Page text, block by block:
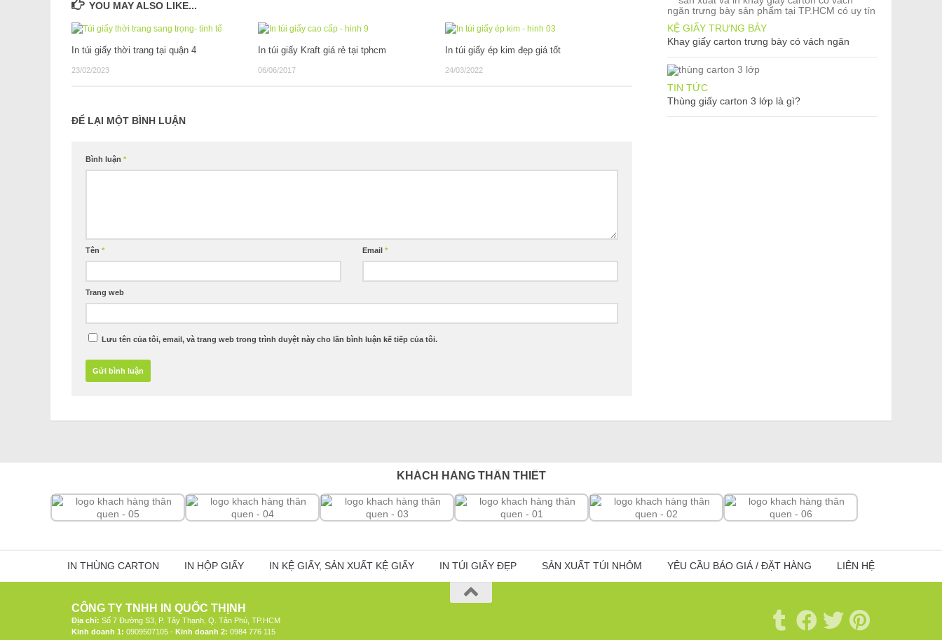
YOU MAY ALSO LIKE...
In túi giấy thời trang tại quận 4
23/02/2023
In túi giấy Kraft giá rẻ tại tphcm
06/06/2017
In túi giấy ép kim đẹp giá tốt
24/03/2022
ĐỂ LẠI MỘT BÌNH LUẬN
Bình luận *
Tên * Email*
Trang web
Lưu tên của tôi, email, và trang web trong trình duyệt này cho lần bình luận kế tiếp của tôi.
KỆ GIẤY TRƯNG BÀY
Khay giấy carton trưng bày có vách ngăn
TIN TỨC
Thùng giấy carton 3 lớp là gì?
KHÁCH HÀNG THÂN THIẾT
IN THÙNG CARTON IN HỘP GIẤY IN KỆ GIẤY, SẢN XUẤT KỆ GIẤY IN TÚI GIẤY ĐẸP SẢN XUẤT TÚI NHÔM YÊU CẦU BÁO GIÁ / ĐẶT HÀNG LIÊN HỆ
CÔNG TY TNHH IN QUỐC THỊNH
Địa chỉ: Số 7 Đường S3, P. Tây Thạnh, Q. Tân Phú, TP.HCM
Kinh doanh 1: 0909507105 - Kinh doanh 2: 0984 776 115